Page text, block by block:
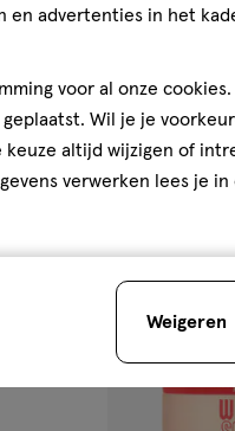
Buttermelt
van
5
sterren
op
1
toevoegen
aan
en advertenties in het
voor al onze cookies.
Wil je je
keuze altijd wijzigen of
verwerken lees je in
Weigeren